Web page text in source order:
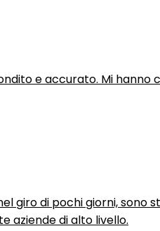
e accurato. Mi
giro di pochi giorni,
aziende di alto livello.